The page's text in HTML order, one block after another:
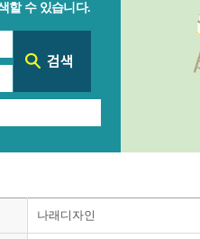
할 수 있습니다.
나래디자인